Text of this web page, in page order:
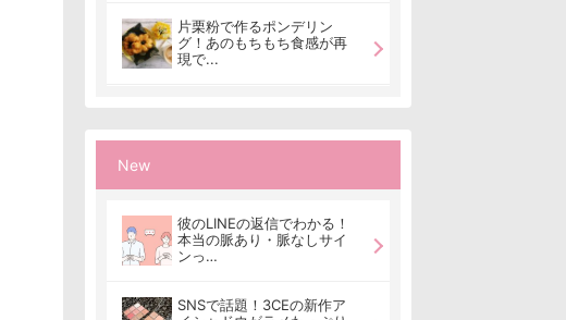
片栗粉で作るポンデリン
グ！あのもちもち食感が再
現で...
New
彼のLINEの返信でわかる！
本当の脈あり・脈なしサイ
ンっ…
SNSで話題！3CEの新作ア